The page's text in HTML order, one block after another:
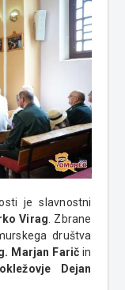
je slavnostni
Virag . Zbrane
društva
Marjan Farič in
Dejan